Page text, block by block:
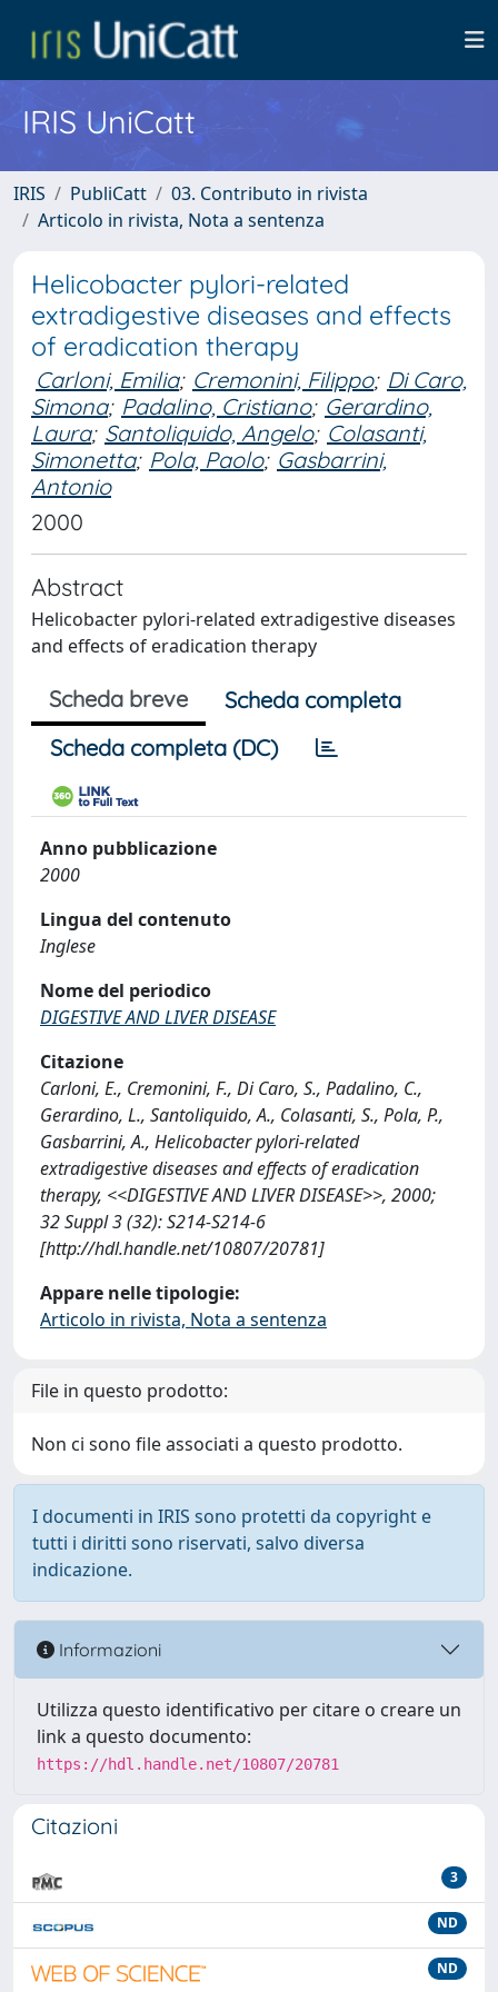
IRIS UniCatt
IRIS PubliCatt
03. Contributo in rivista
Articolo in rivista, Nota a sentenza
Helicobacter pylori-related
extradigestive diseases and effects
of eradication therapy
Carloni, Emilia; Cremonini, Filippo; Di Caro,
Simona; Padalino, Cristiano; Gerardino,
Laura; Santoliquido, Angelo; Colasanti,
Simonetta; Pola, Paolo; Gasbarrini,
Antonio
2000
Abstract
Helicobacter pylori-related extradigestive diseases
and effects of eradication therapy
Scheda breve
Scheda completa
Scheda completa (DC)
Anno pubblicazione
2000
Lingua del contenuto
Inglese
Nome del periodico
DIGESTIVE AND LIVER DISEASE
Citazione
Carloni, E., Cremonini, F., Di Caro, S., Padalino, C.,
Gerardino, L., Santoliquido, A., Colasanti, S., Pola, P.,
Gasbarrini, A., Helicobacter pylori-related
extradigestive diseases and effects of eradication
therapy, <<DIGESTIVE AND LIVER DISEASE>>, 2000;
32 Suppl 3 (32): S214-S214-6
[http://hdl.handle.net/10807/20781]
Appare nelle tipologie:
Articolo in rivista, Nota a sentenza
File in questo prodotto:
Non ci sono file associati a questo prodotto.
I documenti in IRIS sono protetti da copyright e
tutti i diritti sono riservati, salvo diversa
indicazione.
Informazioni
Utilizza questo identificativo per citare o creare un
link a questo documento:
https://hdl.handle.net/10807/20781
Citazioni
3
ND
ND